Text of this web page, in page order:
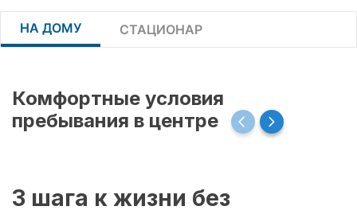
НА ДОМУ СТАЦИОНАР
Комфортные условия
пребывания в центре
3 шага к жизни без